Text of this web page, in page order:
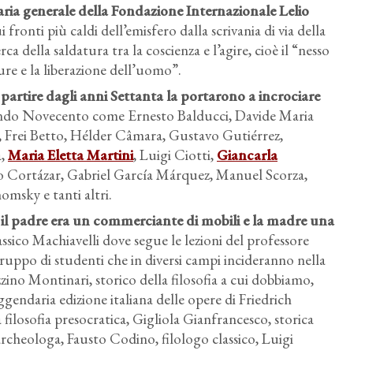
generale della Fondazione Internazionale Lelio
più caldi dell’emisfero dalla scrivania di via della
della saldatura tra la coscienza e l’agire, cioè il “nesso
e la liberazione dell’uomo”.
dagli anni Settantala portarono a incrociare
Novecento come Ernesto Balducci, Davide Maria
Betto, Hélder Câmara, Gustavo Gutiérrez,
Maria Eletta Martini, Luigi Ciotti, Giancarla
Gabriel García Márquez, Manuel Scorza,
e tanti altri.
padre era un commerciante di mobili e la madre una
Machiavelli dove segue le lezioni del professore
di studenti che in diversi campi incideranno nella
Montinari, storico della filosofia a cui dobbiamo,
edizione italiana delle opere di Friedrich
presocratica, Gigliola Gianfrancesco, storica
Fausto Codino, filologo classico, Luigi